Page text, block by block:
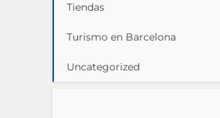
Tiendas
Turismo en Barcelona
Uncategorized